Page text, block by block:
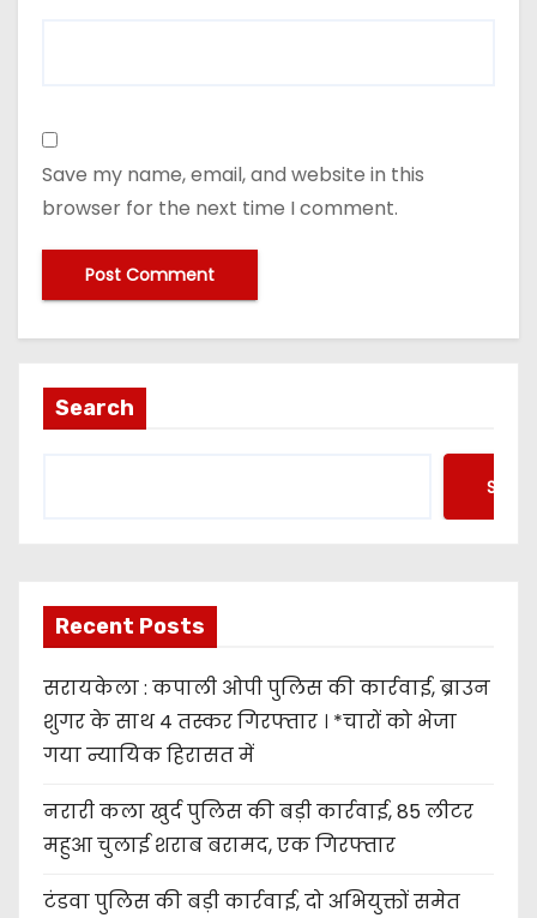
Save my name, email, and website in this
browser for the next time I comment.
Search
Recent Posts
सरायकेला : कपाली ओपी पुलिस की कार्रवाई, ब्राउन
शुगर के साथ 4 तस्कर गिरफ्तार । *चारों को भेजा
गया न्यायिक हिरासत में
नरारी कला खुर्द पुलिस की बड़ी कार्रवाई, 85 लीटर
महुआ चुलाई शराब बरामद, एक गिरफ्तार
टंडवा पुलिस की बड़ी कार्रवाई, दो अभियुक्तों समेत